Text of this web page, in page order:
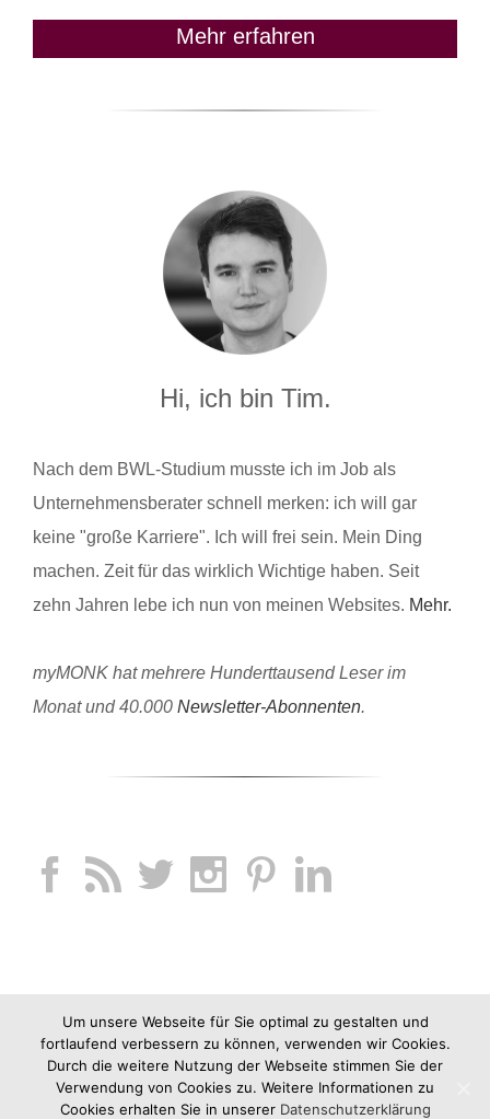
Mehr erfahren
Hi, ich bin Tim.
Nach dem BWL-Studium musste ich im Job als
Unternehmensberater schnell merken: ich will gar
keine "große Karriere". Ich will frei sein. Mein Ding
machen. Zeit für das wirklich Wichtige haben. Seit
zehn Jahren lebe ich nun von meinen Websites. Mehr.
myMONK hat mehrere Hunderttausend Leser im
Monat und 40.000 Newsletter-Abonnenten.
Um unsere Webseite für Sie optimal zu gestalten und
fortlaufend verbessern zu können, verwenden wir Cookies.
Durch die weitere Nutzung der Webseite stimmen Sie der
Verwendung von Cookies zu. Weitere Informationen zu
Cookies erhalten Sie in unserer Datenschutzerklärung